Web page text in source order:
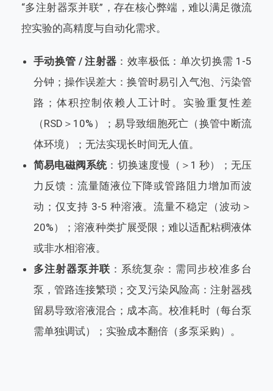
“多注射器泵并联”，存在核心弊端，难以满足微流
控实验的高精度与自动化需求。
手动换管 / 注射器 ：效率极低：单次切换需 1-5
分钟；操作误差大：换管时易引入气泡、污染管
路；体积控制依赖人工计时。实验重复性差
（RSD＞10%）；易导致细胞死亡（换管中断流
体环境）；无法实现长时间无人值。
简易电磁阀系统：切换速度慢（＞1 秒）；无压
力反馈：流量随液位下降或管路阻力增加而波
动；仅支持 3-5 种溶液。流量不稳定（波动＞
20%）；溶液种类扩展受限；难以适配粘稠液体
或非水相溶液。
多注射器泵并联 ：系统复杂：需同步校准多台
泵，管路连接繁琐；交叉污染风险高：注射器残
留易导致溶液混合；成本高。校准耗时（每台泵
需单独调试）；实验成本翻倍（多泵采购）。